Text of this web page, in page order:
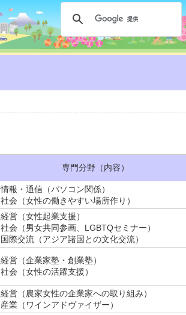
専門分野（内容）
情報・通信（パソコン関係）
社会（女性の働きやすい場所作り）
経営（女性起業支援）
社会（男女共同参画、LGBTQセミナー）
国際交流（アジア諸国との文化交流）
経営（企業家塾・創業塾）
社会（女性の活躍支援）
経営（農家女性の企業家への取り組み）
産業（ワインアドヴァイザー）